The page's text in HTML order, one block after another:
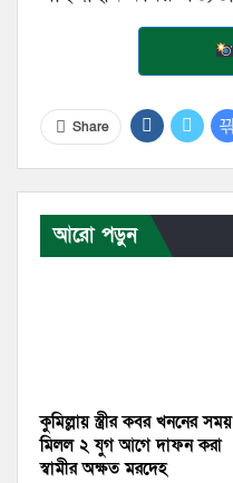
Share
আরো পড়ুন
কুমিল্লায় স্ত্রীর কবর খননের সময়
মিলল ২ যুগ আগে দাফন করা
স্বামীর অক্ষত মরদেহ